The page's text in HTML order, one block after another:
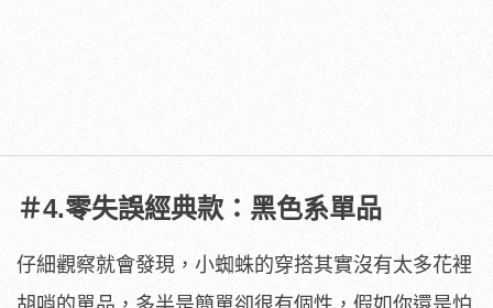
＃4.零失誤經典款：黑色系單品
仔細觀察就會發現，小蜘蛛的穿搭其實沒有太多花裡